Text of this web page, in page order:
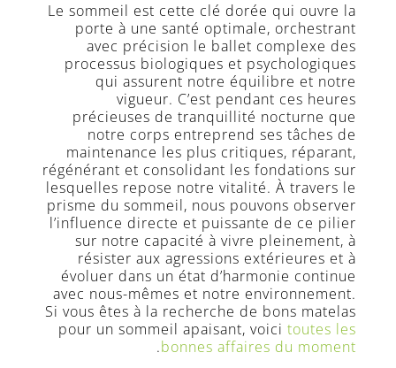
Le sommeil est cette clé dorée qui ouvre la
porte à une santé optimale, orchestrant
avec précision le ballet complexe des
processus biologiques et psychologiques
qui assurent notre équilibre et notre
vigueur. C’est pendant ces heures
précieuses de tranquillité nocturne que
notre corps entreprend ses tâches de
maintenance les plus critiques, réparant,
régénérant et consolidant les fondations sur
lesquelles repose notre vitalité. À travers le
prisme du sommeil, nous pouvons observer
l’influence directe et puissante de ce pilier
sur notre capacité à vivre pleinement, à
résister aux agressions extérieures et à
évoluer dans un état d’harmonie continue
avec nous-mêmes et notre environnement.
Si vous êtes à la recherche de bons matelas
pour un sommeil apaisant, voicitoutes les
bonnes affaires du moment
.